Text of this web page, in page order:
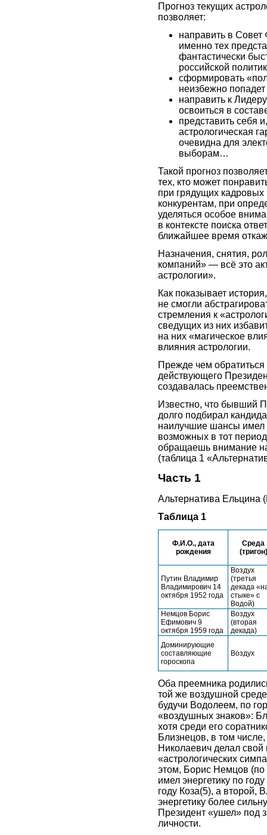
Прогноз текущих
позволяет:
направить в
именно тех
фантастически
российской
сформировать
неизбежно
направить к
освоиться в
представить себя
астрологическая
очевидна для
выборам…
Такой прогноз
тех, кто может
при грядущих
конкурентам, при
уделяться особое
в контексте поиска
ближайшее время
Назначения, снятия,
компаний» — всё это
астрологии».
Как показывает
не смогли
стремления к
сведущих из них
на них «магическое
влияния астрологии.
Прежде чем обратиться
действующего
создавалась
Известно, что бывший
долго подбирал
наилучшие шансы имел
возможных в тот
обращаешь внимание
(таблица 1
Часть 1
Альтернатива Ельцина
Таблица 1
Ф.И.О., дата
рождения
Среда
(тригон)
Путин Владимир
Владимирович 14
октября 1952 года
Воздух
(третья
декада
стыке» с
Водой)
Немцов Борис
Ефимович 9
октября 1959 года
Воздух
(вторая
декада)
Доминирующие
составляющие
гороскопа
Воздух
Оба преемника
той же воздушной
будучи Водолеем, по
«воздушных знаков»:
хотя среди его
Близнецов, в том
Николаевич делал
«астрологических
этом, Борис Немцов (по
имел энергетику по
году Коза(5), а второй,
энергетику более
Президент «ушел» под
личности.